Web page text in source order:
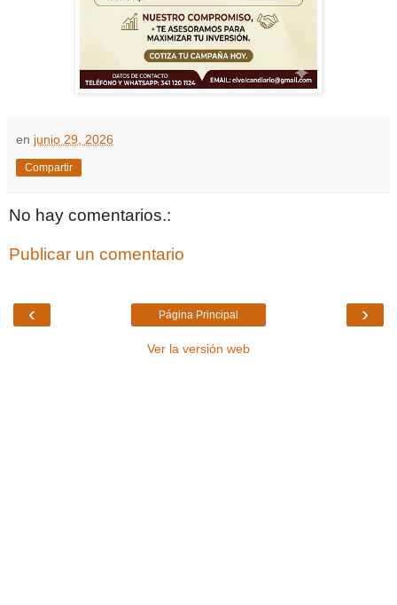
en junio 29, 2026
Compartir
No hay comentarios.:
Publicar un comentario
‹ ›
Página Principal
Ver la versión web